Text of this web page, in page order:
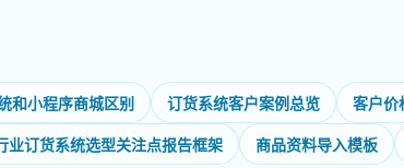
和小程序商城区别 订货系统客户案例总览 客户价
业订货系统选型关注点报告框架 商品资料导入模板